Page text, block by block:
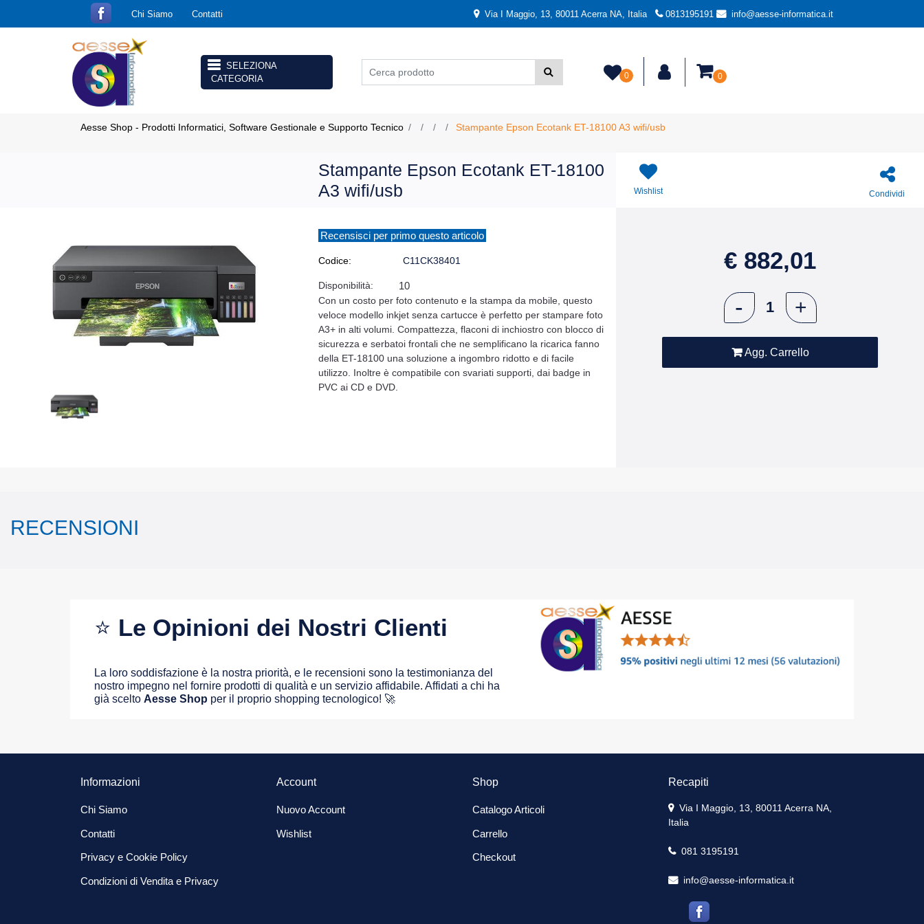
Chi Siamo Contatti Via I Maggio, 13, 80011 Acerra NA, Italia 0813195191 info@aesse-informatica.it
Open menu
0 0
Aesse Shop - Prodotti Informatici, Software Gestionale e Supporto Tecnico Stampante Epson Ecotank ET-18100 A3 wifi/usb
Stampante Epson Ecotank ET-18100
A3 wifi/usb
Recensisci per primo questo articolo
Codice: C11CK38401
Disponibilità: 10
Con un costo per foto contenuto e la stampa da mobile, questo
veloce modello inkjet senza cartucce è perfetto per stampare foto
A3+ in alti volumi. Compattezza, flaconi di inchiostro con blocco di
sicurezza e serbatoi frontali che ne semplificano la ricarica fanno
della ET-18100 una soluzione a ingombro ridotto e di facile
utilizzo. Inoltre è compatibile con svariati supporti, dai badge in
PVC ai CD e DVD.
Wishlist Condividi
€ 882,01
Agg. Carrello
RECENSIONI
⭐ Le Opinioni dei Nostri Clienti
La loro soddisfazione è la nostra priorità, e le recensioni sono la testimonianza del
nostro impegno nel fornire prodotti di qualità e un servizio affidabile. Affidati a chi ha
già scelto Aesse Shop per il proprio shopping tecnologico! 🚀
Informazioni
Chi Siamo
Contatti
Privacy e Cookie Policy
Condizioni di Vendita e Privacy
Account
Nuovo Account
Wishlist
Shop
Catalogo Articoli
Carrello
Checkout
Recapiti
Via I Maggio, 13, 80011 Acerra NA,
Italia
081 3195191
info@aesse-informatica.it